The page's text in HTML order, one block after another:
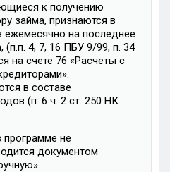
к получению
займа, признаются в
ежемесячно на последнее
(п.п. 4, 7, 16 ПБУ 9/99, п. 34
на счете 76 «Расчеты с
в составе
(п. 6 ч. 2 ст. 250 НК
программе не
документом